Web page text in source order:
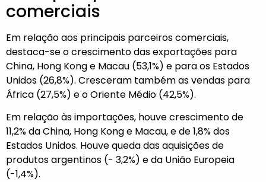
comerciais
Em relação aos principais parceiros comerciais,
destaca-se o crescimento das exportações para
China, Hong Kong e Macau (53,1%) e para os Estados
Unidos (26,8%). Cresceram também as vendas para
África (27,5%) e o Oriente Médio (42,5%).
Em relação às importações, houve crescimento de
11,2% da China, Hong Kong e Macau, e de 1,8% dos
Estados Unidos. Houve queda das aquisições de
produtos argentinos (- 3,2%) e da União Europeia
(-1,4%).